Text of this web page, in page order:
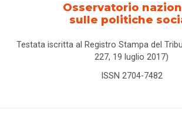
Osservatorio
sulle politiche
Testata iscritta al Registro Stampa del
227, 19 luglio 2017)
ISSN 2704-7482